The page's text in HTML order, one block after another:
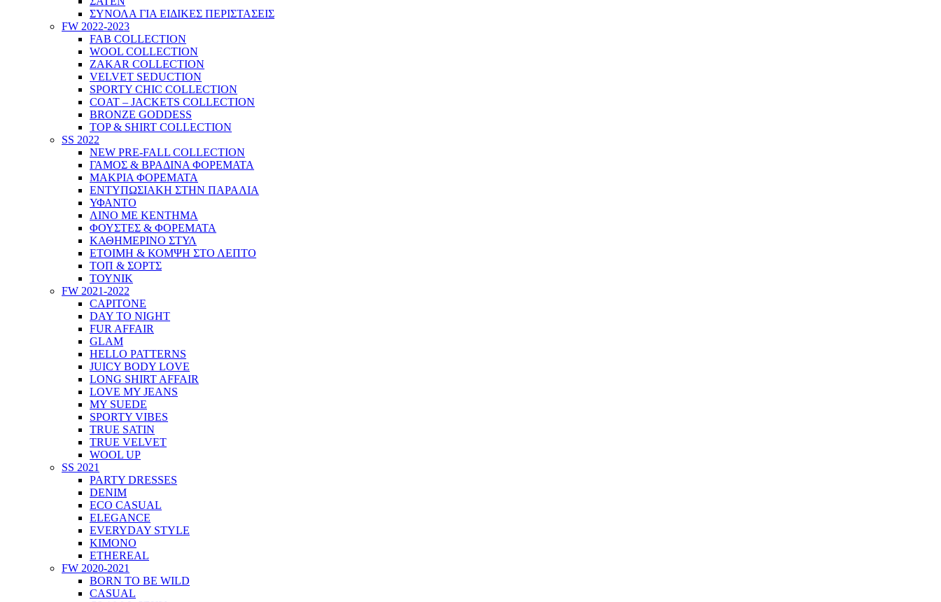
ΣΥΝΟΛΑ ΓΙΑ ΕΙΔΙΚΕΣ ΠΕΡΙΣΤΑΣΕΙΣ
FW 2022-2023
FAB COLLECTION
WOOL COLLECTION
ZAKAR COLLECTION
VELVET SEDUCTION
SPORTY CHIC COLLECTION
COAT – JACKETS COLLECTION
BRONZE GODDESS
TOP & SHIRT COLLECTION
SS 2022
NEW PRE-FALL COLLECTION
ΓΑΜΟΣ & ΒΡΑΔΙΝΑ ΦΟΡΕΜΑΤΑ
ΜΑΚΡΙΑ ΦΟΡΕΜΑΤΑ
ΕΝΤΥΠΩΣΙΑΚΗ ΣΤΗΝ ΠΑΡΑΛΙΑ
ΥΦΑΝΤΟ
ΛΙΝΟ ΜΕ ΚΕΝΤΗΜΑ
ΦΟΥΣΤΕΣ & ΦΟΡΕΜΑΤΑ
ΚΑΘΗΜΕΡΙΝΟ ΣΤΥΛ
ΕΤΟΙΜΗ & ΚΟΜΨΗ ΣΤΟ ΛΕΠΤΟ
ΤΟΠ & ΣΟΡΤΣ
ΤΟΥΝΙΚ
FW 2021-2022
CAPITONE
DAY TO NIGHT
FUR AFFAIR
GLAM
HELLO PATTERNS
JUICY BODY LOVE
LONG SHIRT AFFAIR
LOVE MY JEANS
MY SUEDE
SPORTY VIBES
TRUE SATIN
TRUE VELVET
WOOL UP
SS 2021
PARTY DRESSES
DENIM
ECO CASUAL
ELEGANCE
EVERYDAY STYLE
KIMONO
ETHEREAL
FW 2020-2021
BORN TO BE WILD
CASUAL